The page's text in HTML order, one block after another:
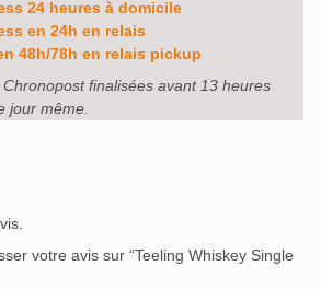
24 heures à domicile
en 24h en relais
48h/78h en relais pickup
finalisées avant 13 heures
jour même.
votre avis sur “Teeling Whiskey Single